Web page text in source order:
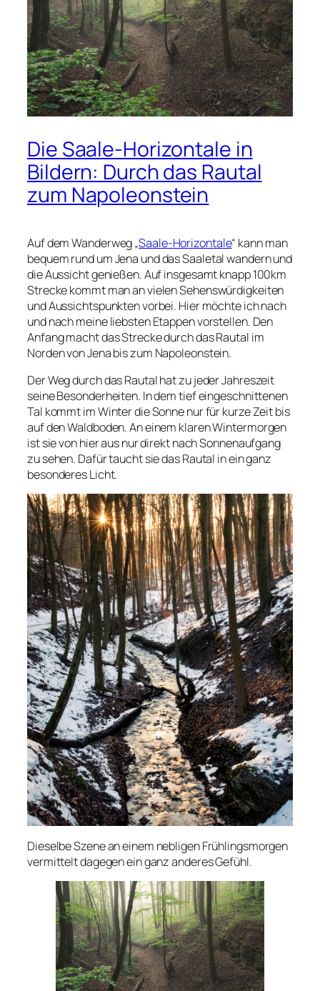
Die Saale-Horizontale in
Bildern: Durch das Rautal
zum Napoleonstein
Auf dem Wanderweg „Saale-Horizontale“ kann man
bequem rund um Jena und das Saaletal wandern und
die Aussicht genießen. Auf insgesamt knapp 100km
Strecke kommt man an vielen Sehenswürdigkeiten
und Aussichtspunkten vorbei. Hier möchte ich nach
und nach meine liebsten Etappen vorstellen. Den
Anfang macht das Strecke durch das Rautal im
Norden von Jena bis zum Napoleonstein.
Der Weg durch das Rautal hat zu jeder Jahreszeit
seine Besonderheiten. In dem tief eingeschnittenen
Tal kommt im Winter die Sonne nur für kurze Zeit bis
auf den Waldboden. An einem klaren Wintermorgen
ist sie von hier aus nur direkt nach Sonnenaufgang
zu sehen. Dafür taucht sie das Rautal in ein ganz
besonderes Licht.
Dieselbe Szene an einem nebligen Frühlingsmorgen
vermittelt dagegen ein ganz anderes Gefühl.